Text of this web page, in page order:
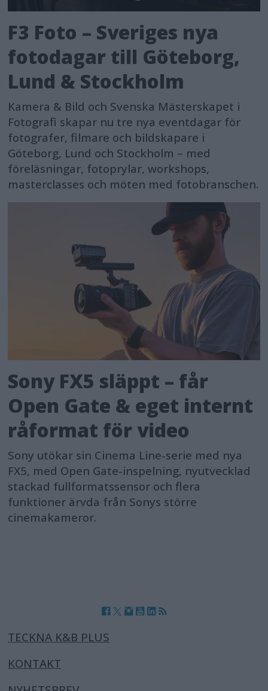
F3 Foto – Sveriges nya
fotodagar till Göteborg,
Lund & Stockholm
Kamera & Bild och Svenska Mästerskapet i
Fotografi skapar nu tre nya eventdagar för
fotografer, filmare och bildskapare i
Göteborg, Lund och Stockholm – med
föreläsningar, fotoprylar, workshops,
masterclasses och möten med fotobranschen.
Sony FX5 släppt – får
Open Gate & eget internt
råformat för video
Sony utökar sin Cinema Line-serie med nya
FX5, med Open Gate-inspelning, nyutvecklad
stackad fullformatssensor och flera
funktioner ärvda från Sonys större
cinemakameror.
TECKNA K&B PLUS
KONTAKT